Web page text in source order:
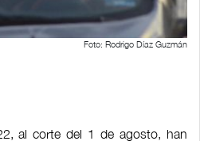
Foto: Rodrigo Díaz Guzmán
al corte del 1 de agosto, han